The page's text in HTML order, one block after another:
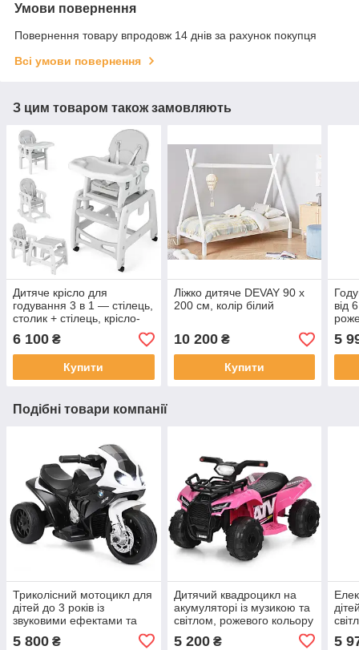
Умови повернення
Повернення товару впродовж 14 днів за рахунок покупця
Всі умови повернення
З цим товаром також замовляють
Дитяче крісло для
годування 3 в 1 — стілець,
столик + стілець, крісло-
гойдалка
6 100 ₴
Купити
Ліжко дитяче DEVAY 90 x
200 см, колір білий
10 200₴
Купити
від
5
Подібні товари компанії
Триколісний мотоцикл для
дітей до 3 років із
звуковими ефектами та
яскравими LED-фарами
5 800 ₴
Дитячий квадроцикл на
акумуляторі із музикою та
світлом, рожевого кольору
5 200₴ 5